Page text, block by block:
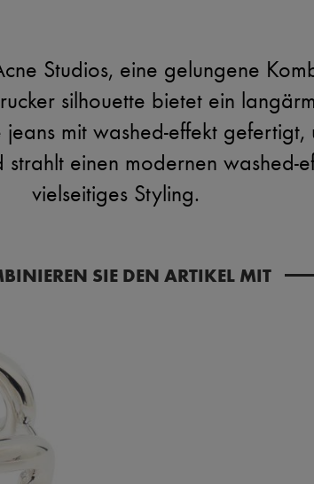
Studios, eine gelungene
silhouette bietet ein
jeans mit washed-effekt gefertigt,
strahlt einen modernen washed-
vielseitiges Styling.
SIE DEN ARTIKEL MIT